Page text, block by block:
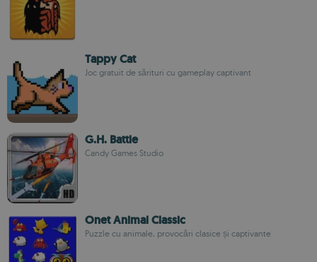
Tappy Cat
Joc gratuit de sărituri cu gameplay captivant
G.H. Battle
Candy Games Studio
Onet Animal Classic
Puzzle cu animale, provocări clasice și captivante